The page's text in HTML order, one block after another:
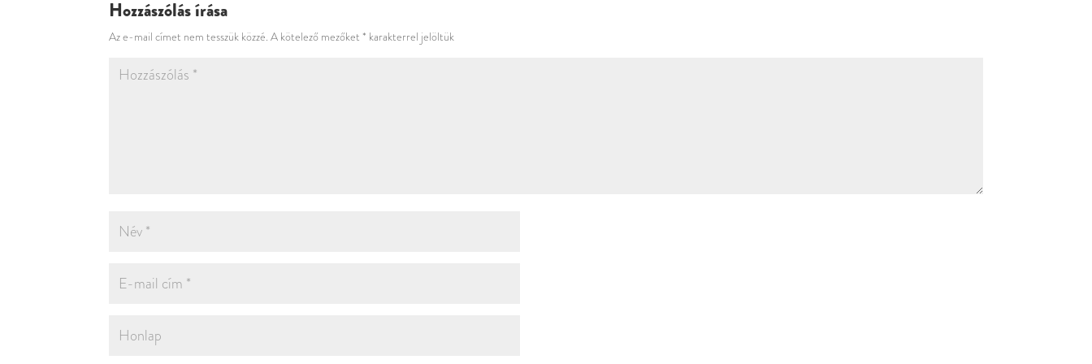
Hozzászólás írása
Az e-mail címet nem tesszük közzé. A kötelező mezőket * karakterrel jelöltük